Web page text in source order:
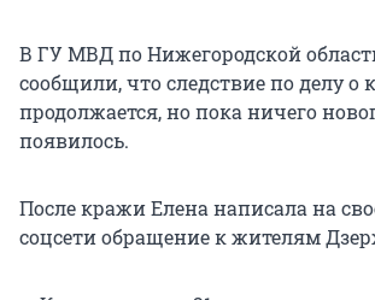
В ГУ МВД по Нижегородской
сообщили, что следствие по делу о
продолжается, но пока ничего
появилось.
После кражи Елена написала на
соцсети обращение к жителям